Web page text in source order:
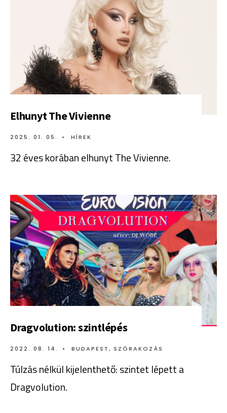
Elhunyt The Vivienne
2025. 01. 05. • HÍREK
32 éves korában elhunyt The Vivienne.
Dragvolution: szintlépés
2022. 08. 14. • BUDAPEST, SZÓRAKOZÁS
Túlzás nélkül kijelenthető: szintet lépett a
Dragvolution.